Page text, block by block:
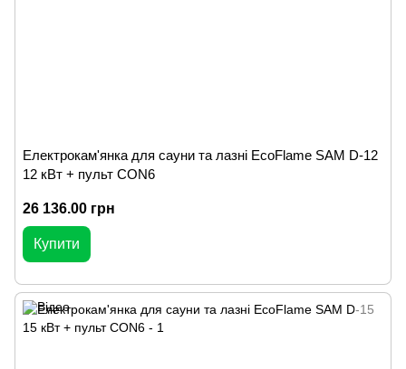
Електрокам'янка для сауни та лазні EcoFlame SAM D-12
12 кВт + пульт CON6
26 136.00 грн
Купити